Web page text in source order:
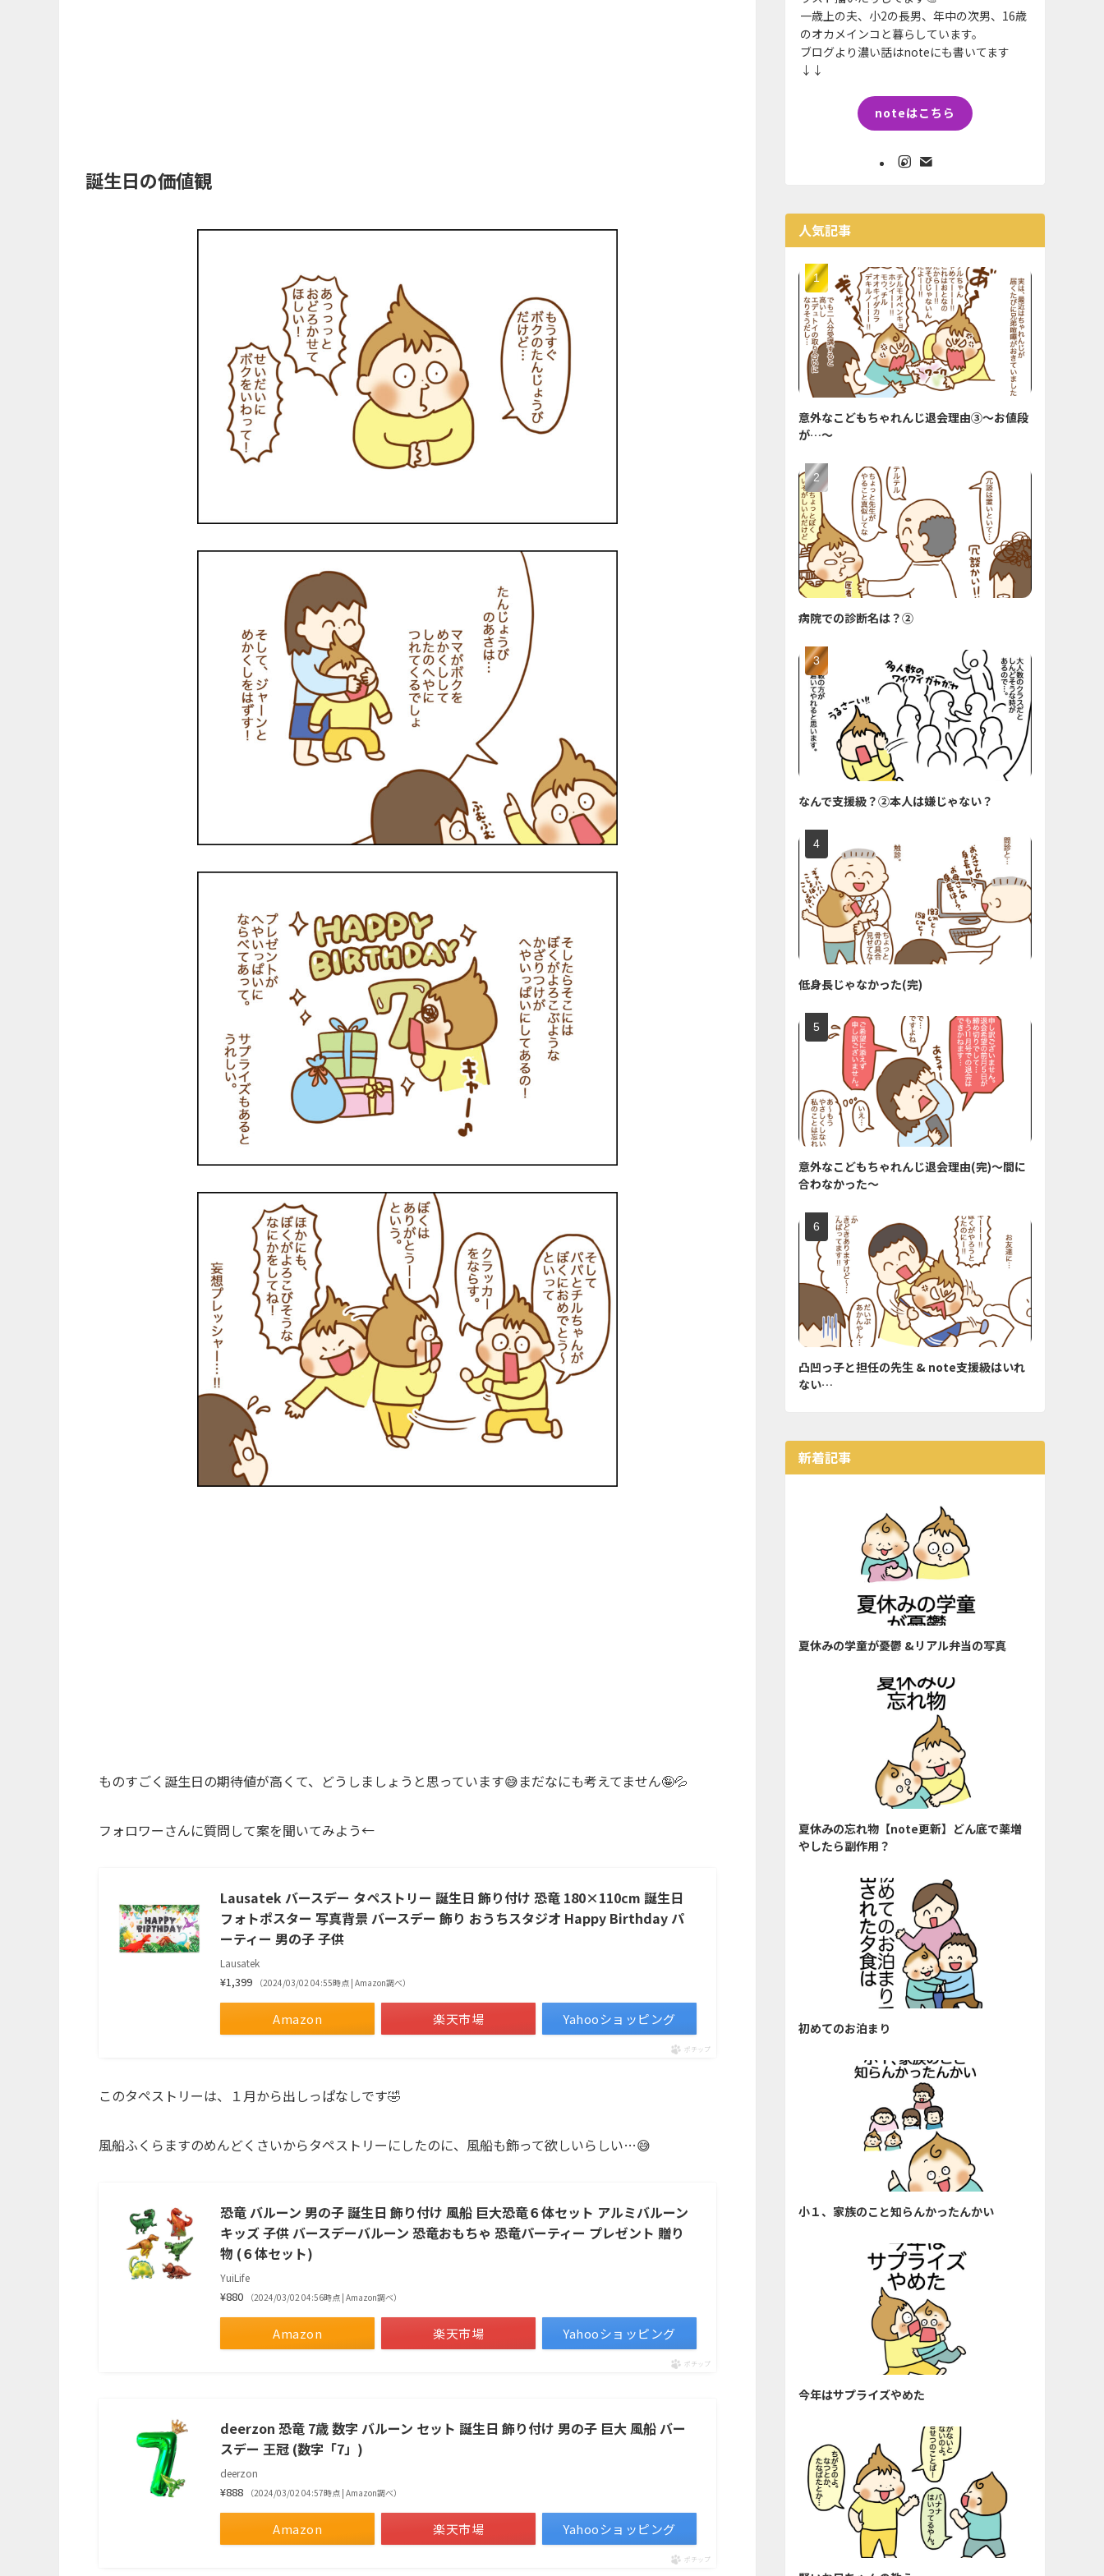
誕生日の価値観
ものすごく誕生日の期待値が高くて、どうしましょうと思っています😅まだなにも考えてません🤪💦
フォロワーさんに質問して案を聞いてみよう←
Lausatek バースデー タペストリー 誕生日 飾り付け 恐竜 180×110cm 誕生日
フォトポスター 写真背景 バースデー 飾り おうちスタジオ Happy Birthday パ
ーティー 男の子 子供
Lausatek
¥1,399 （2024/03/02 04:55時点 | Amazon調べ）
Amazon 楽天市場 Yahooショッピング
ポチップ
このタペストリーは、１月から出しっぱなしです🤣
風船ふくらますのめんどくさいからタペストリーにしたのに、風船も飾って欲しいらしい…😅
恐竜 バルーン 男の子 誕生日 飾り付け 風船 巨大恐竜６体セット アルミバルーン
キッズ 子供 バースデーバルーン 恐竜おもちゃ 恐竜パーティー プレゼント 贈り
物 (６体セット)
YuiLife
¥880 （2024/03/02 04:56時点 | Amazon調べ）
Amazon 楽天市場 Yahooショッピング
ポチップ
deerzon 恐竜 7歳 数字 バルーン セット 誕生日 飾り付け 男の子 巨大 風船 バー
スデー 王冠 (数字「7」)
deerzon
¥888 （2024/03/02 04:57時点 | Amazon調べ）
Amazon 楽天市場 Yahooショッピング
ポチップ
一歳上の夫、小2の長男、年中の次男、16歳
のオカメインコと暮らしています。
ブログより濃い話はnoteにも書いてます
↓↓
noteはこちら
人気記事
意外なこどもちゃれんじ退会理由③〜お値段
が…〜
病院での診断名は？②
なんで支援級？②本人は嫌じゃない？
低身長じゃなかった(完)
意外なこどもちゃれんじ退会理由(完)〜間に
合わなかった〜
凸凹っ子と担任の先生 & note支援級はいれ
ない…
新着記事
夏休みの学童が憂鬱 &リアル弁当の写真
夏休みの忘れ物【note更新】どん底で薬増
やしたら副作用？
初めてのお泊まり
小１、家族のこと知らんかったんかい
今年はサプライズやめた